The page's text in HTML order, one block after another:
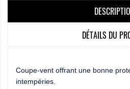
DÉTAILS DU
Coupe-vent offrant une bonne
intempéries.